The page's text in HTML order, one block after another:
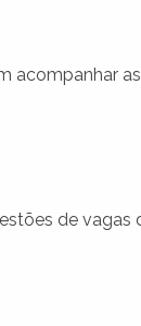
acompanhar as
de vagas